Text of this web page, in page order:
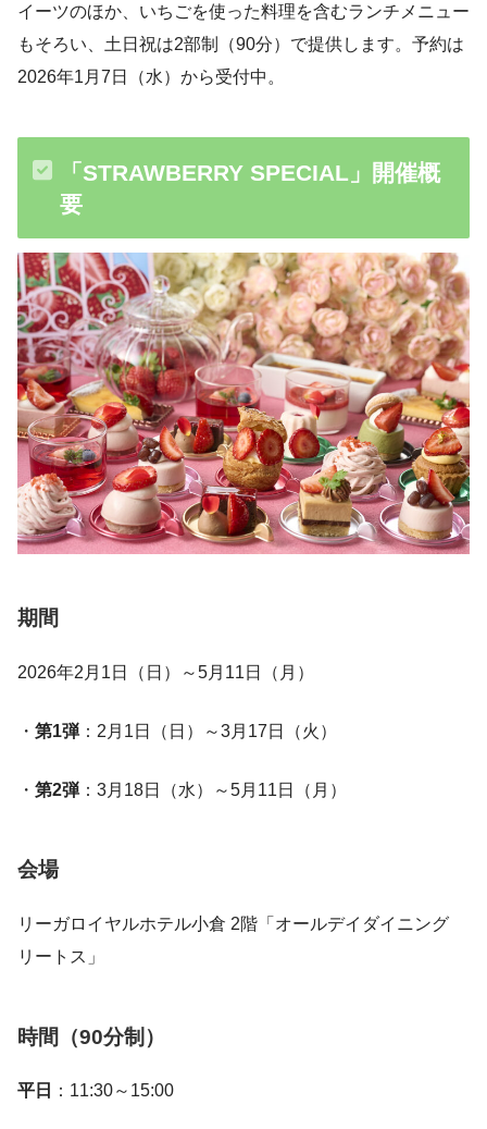
イーツのほか、いちごを使った料理を含むランチメニュー
もそろい、土日祝は2部制（90分）で提供します。予約は
2026年1月7日（水）から受付中。
「STRAWBERRY SPECIAL」開催概
要
期間
2026年2月1日（日）～5月11日（月）
・ 第1弾 ：2月1日（日）～3月17日（火）
・ 第2弾 ：3月18日（水）～5月11日（月）
会場
リーガロイヤルホテル小倉 2階「オールデイダイニング
リートス」
時間（90分制）
平日 ：11:30～15:00